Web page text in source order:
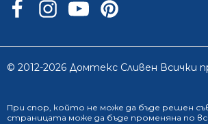
© 2012-2026 Домтекс Сливен Всички
При спор, който не може да бъде решен
страницата може да бъде променяна по